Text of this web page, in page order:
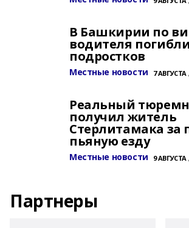
В Башкирии по
водителя
подростков
Местные новости 7 АВГУСТА
Реальный
получил житель
Стерлитамака за
пьяную езду
Местные новости 9 АВГУСТА
Партнеры